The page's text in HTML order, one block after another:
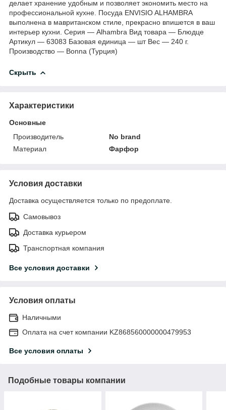
делает хранение удобным и позволяет экономить место на
профессиональной кухне. Посуда ENVISIO ALHAMBRA
выполнена в мавританском стиле, прекрасно впишется в ваш
интерьер кухни. Серия — Alhambra Вид товара — Блюдце
Артикул — 63083 Базовая единица — шт Вес — 240 г.
Производство — Bonna (Турция)
Скрыть
Характеристики
Основные
Производитель
No brand
Материал
Фарфор
Условия доставки
Доставка осуществляется только по предоплате.
Самовывоз
Доставка курьером
Транспортная компания
Все условия доставки
Условия оплаты
Наличными
Оплата на счет компании KZ868560000000479953
Все условия оплаты
Подобные товары компании